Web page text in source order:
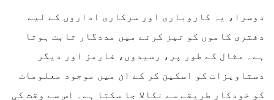
دوسرا، یہ کاروباری اور سرکاری اداروں کے لیے
دفتری کاموں کو تیز کرنے میں مددگار ثابت ہوتا
ہے۔ مثال کے طور پر، رسیدوں، فارمز اور دیگر
دستاویزات کو اسکین کر کے ان میں موجود معلومات
کو خودکار طریقے سے نکالا جا سکتا ہے۔ اس سے وقت کی